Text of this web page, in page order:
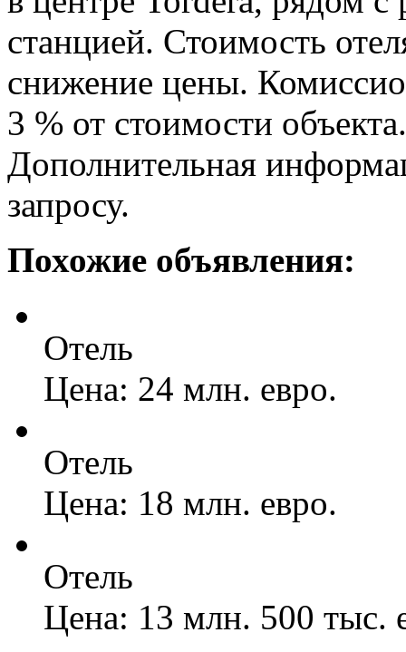
станцией. Стоимость
снижение цены.
3 % от стоимости
Дополнительная
запросу.
Похожие объявления:
Отель
Цена: 24 млн. евро.
Отель
Цена: 18 млн. евро.
Отель
Цена: 13 млн. 500 тыс.